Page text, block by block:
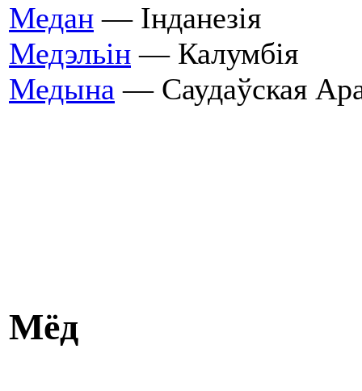
Медан — Інданезія
Медэльін — Калумбія
Медына — Саудаўская
Мёд